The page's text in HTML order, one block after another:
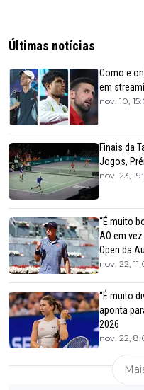
Últimas notícias
Como e
em
nov. 10,
Finais da
Jogos,
nov. 23,
“É muito
AO em
Open da
nov. 22,
“É muito
aponta
2026
nov. 22,